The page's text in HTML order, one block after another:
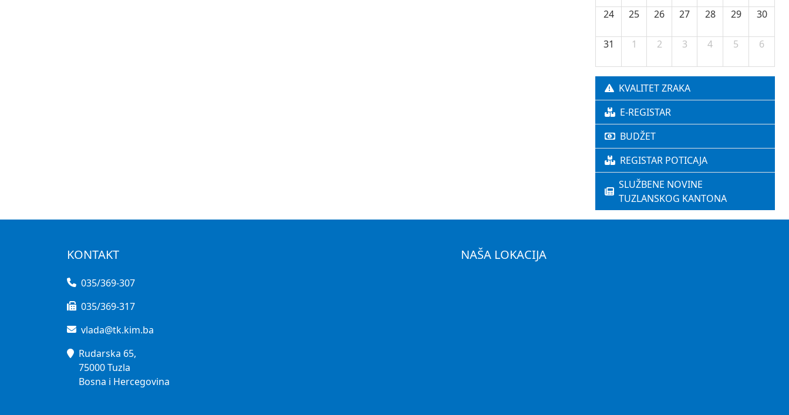
24 25 26 27 28 29 30
31 1 2 3 4 5 6
KVALITET ZRAKA
E-REGISTAR
BUDŽET
REGISTAR POTICAJA
SLUŽBENE NOVINE
TUZLANSKOG KANTONA
KONTAKT
035/369-307
035/369-317
vlada@tk.kim.ba
Rudarska 65,
75000 Tuzla
Bosna i Hercegovina
NAŠA LOKACIJA